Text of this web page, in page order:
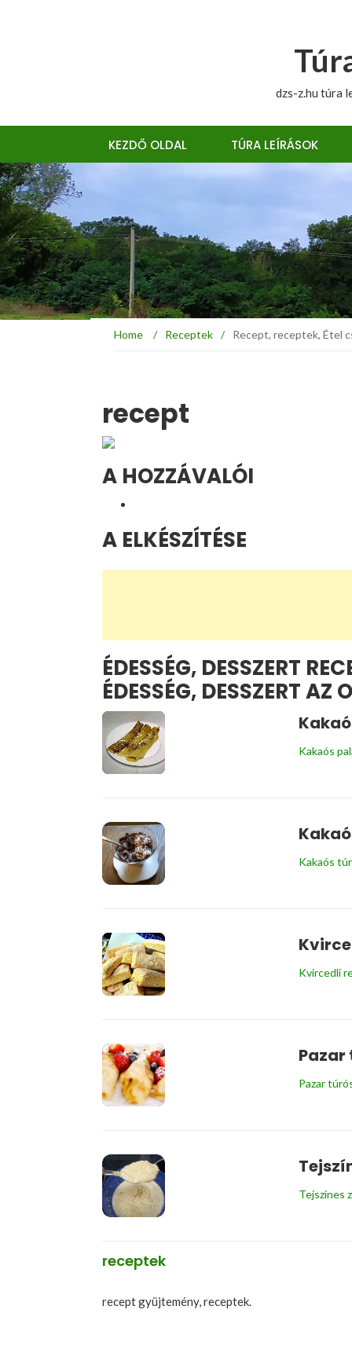
dzs-z.hu túra
KEZDŐ OLDAL TÚRA LEÍRÁSOK
Home / Receptek / Recept, receptek, Étel
recept
A HOZZÁVALÓI
A ELKÉSZÍTÉSE
ÉDESSÉG, DESSZERT
ÉDESSÉG, DESSZERT AZ
Kakaós
Kakaós
Kvircedli
Pazar
Tejszínes
receptek
recept gyüjtemény, receptek.